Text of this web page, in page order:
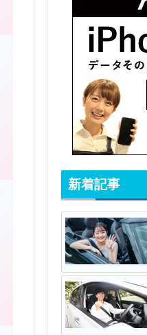
新着記事